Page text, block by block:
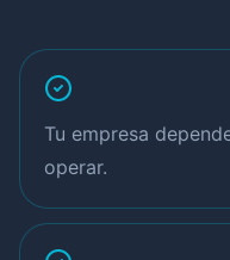
Tu empresa
operar.